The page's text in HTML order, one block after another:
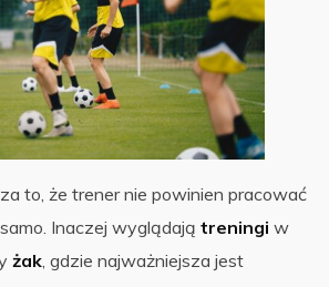
to, że trener nie powinien pracować
Inaczej wyglądają treningi w
żak, gdzie najważniejsza jest